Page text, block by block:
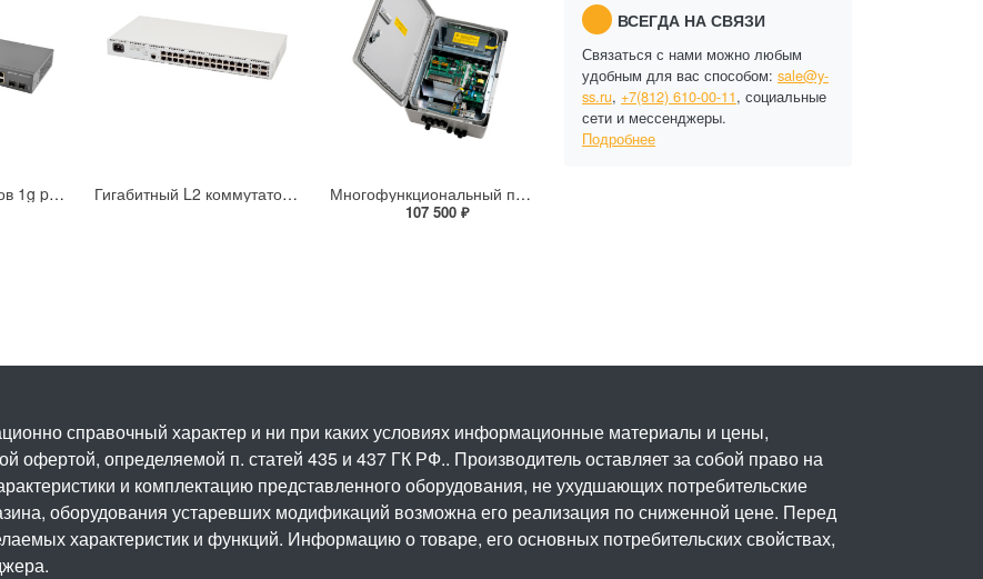
Коммутатор 8 портов 1g poe poe+ Eltex MES2300-08P_AC Гигабитный L2 коммутатор уровня доступа без поддержки стекирования с поддержкой PoE PoE+ Eltex MES2428P_AC Многофункциональный полностью гигабитный управляемый коммутатор уровня L2+ Tfortis PSW+UPS-Box 8x2Pro
107 500 ₽
ВСЕГДА НА СВЯЗИ
Связаться с нами можно любым
удобным для вас способом: sale@y-
ss.ru, +7(812) 610-00-11, социальные
сети и мессенджеры.
Подробнее
справочный характер и ни при каких условиях информационные материалы и цены,
офертой, определяемой п. статей 435 и 437 ГК РФ.. Производитель оставляет за собой право на
и комплектацию представленного оборудования, не ухудшающих потребительские
оборудования устаревших модификаций возможна его реализация по сниженной цене. Перед
характеристик и функций. Информацию о товаре, его основных потребительских свойствах,